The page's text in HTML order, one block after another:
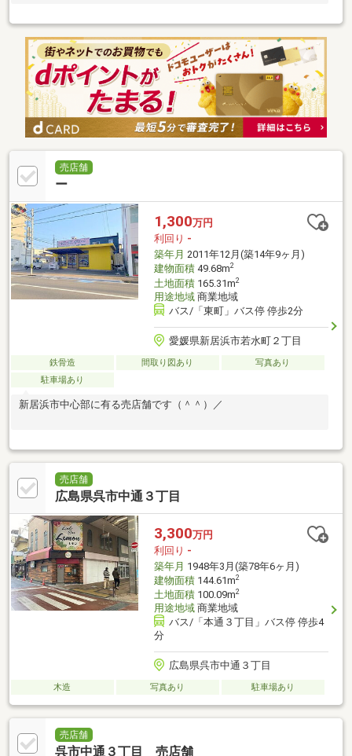
売店舗
ー
1,300万円
利回り -
築年月 2011年12月(築14年9ヶ月)
建物面積49.68m2
土地面積165.31m2
用途地域商業地域
バス/「東町」バス停 停歩2分
愛媛県新居浜市若水町２丁目
鉄骨造 間取り図あり
写真あり
駐車場あり
新居浜市中心部に有る売店舗です（＾＾）／
売店舗
広島県呉市中通３丁目
3,300万円
利回り -
築年月 1948年3月(築78年6ヶ月)
建物面積144.61m2
土地面積100.09m2
用途地域商業地域
バス/「本通３丁目」バス停 停歩4
分
広島県呉市中通３丁目
木造 写真あり 駐車場あり
売店舗
呉市中通３丁目 売店舗